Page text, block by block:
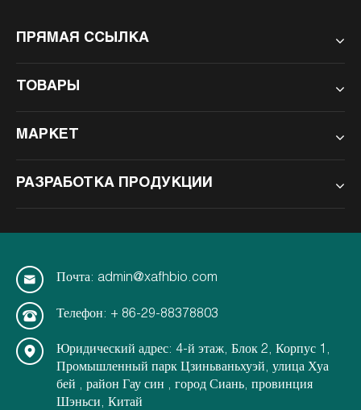
ПРЯМАЯ ССЫЛКА
ТОВАРЫ
МАРКЕТ
РАЗРАБОТКА ПРОДУКЦИИ
Почта: admin@xafhbio.com
Телефон: + 86-29-88378803
Юридический адрес: 4-й этаж, Блок 2, Корпус 1,
Промышленный парк Цзиньваньхуэй, улица Хуа
бей , район Гау син , город Сиань, провинция
Шэньси, Китай